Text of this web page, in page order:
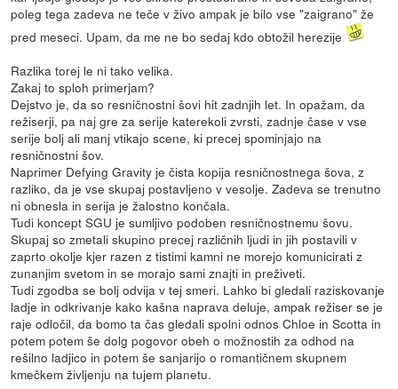
poleg tega zadeva ne teče v živo ampak je bilo vse "zaigrano" že
pred meseci. Upam, da me ne bo sedaj kdo obtožil herezije
Razlika torej le ni tako velika.
Zakaj to sploh primerjam?
Dejstvo je, da so resničnostni šovi hit zadnjih let. In opažam, da
režiserji, pa naj gre za serije katerekoli zvrsti, zadnje čase v vse
serije bolj ali manj vtikajo scene, ki precej spominjajo na
resničnostni šov.
Naprimer Defying Gravity je čista kopija resničnostnega šova, z
razliko, da je vse skupaj postavljeno v vesolje. Zadeva se trenutno
ni obnesla in serija je žalostno končala.
Tudi koncept SGU je sumljivo podoben resničnostnemu šovu.
Skupaj so zmetali skupino precej različnih ljudi in jih postavili v
zaprto okolje kjer razen z tistimi kamni ne morejo komunicirati z
zunanjim svetom in se morajo sami znajti in preživeti.
Tudi zgodba se bolj odvija v tej smeri. Lahko bi gledali raziskovanje
ladje in odkrivanje kako kašna naprava deluje, ampak režiser se je
raje odločil, da bomo ta čas gledali spolni odnos Chloe in Scotta in
potem potem še dolg pogovor obeh o možnostih za odhod na
rešilno ladjico in potem še sanjarijo o romantičnem skupnem
kmečkem življenju na tujem planetu.